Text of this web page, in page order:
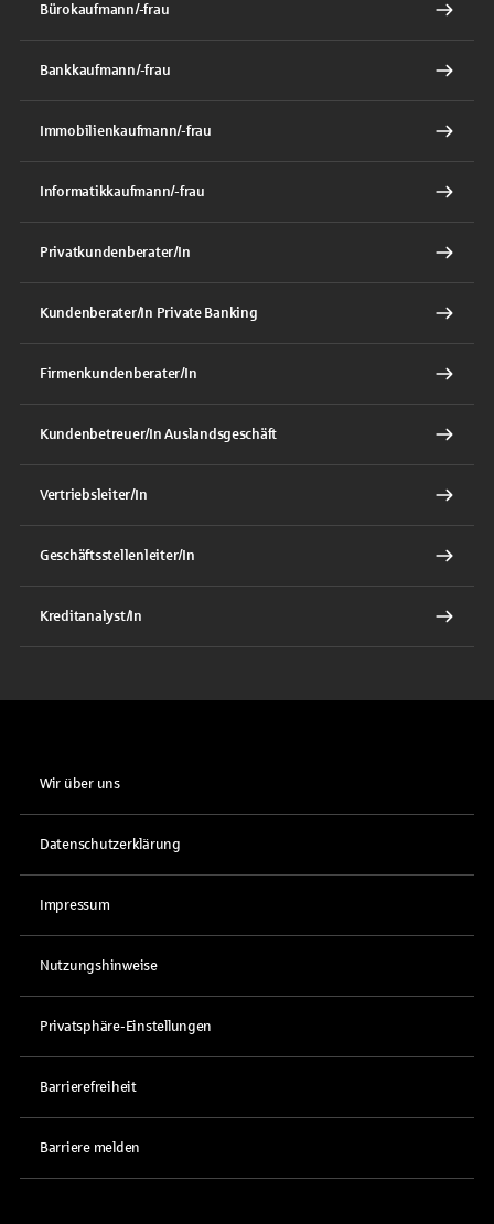
Bürokaufmann/-frau
Bankkaufmann/-frau
Immobilienkaufmann/-frau
Informatikkaufmann/-frau
Privatkundenberater/In
Kundenberater/In Private Banking
Firmenkundenberater/In
Kundenbetreuer/In Auslandsgeschäft
Vertriebsleiter/In
Geschäftsstellenleiter/In
Kreditanalyst/In
Wir über uns
Datenschutzerklärung
Impressum
Nutzungshinweise
Privatsphäre-Einstellungen
Barrierefreiheit
Barriere melden